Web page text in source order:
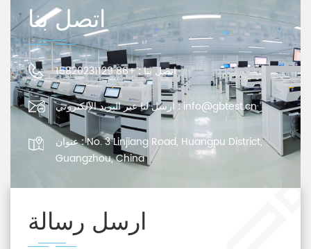
اتصل بنا
اتصل بنا :+86 15820231129
ارسل لنا عبر البريد الإلكتروني :info@gbtest.cn
عنوان :No. 3 Linjiang Road, Huangpu District,
Guangzhou, China
ارسل رسالة